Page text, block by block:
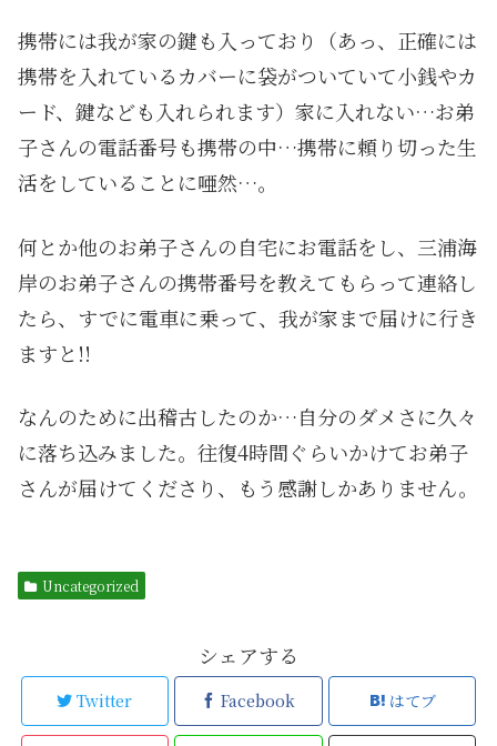
携帯には我が家の鍵も入っており（あっ、正確には
携帯を入れているカバーに袋がついていて小銭やカ
ード、鍵なども入れられます）家に入れない…お弟
子さんの電話番号も携帯の中…携帯に頼り切った生
活をしていることに唖然…。
何とか他のお弟子さんの自宅にお電話をし、三浦海
岸のお弟子さんの携帯番号を教えてもらって連絡し
たら、すでに電車に乗って、我が家まで届けに行き
ますと!!
なんのために出稽古したのか…自分のダメさに久々
に落ち込みました。往復4時間ぐらいかけてお弟子
さんが届けてくださり、もう感謝しかありません。
Uncategorized
シェアする
Twitter Facebook はてブ